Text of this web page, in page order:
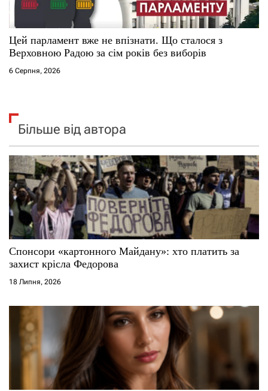
Цей парламент вже не впізнати. Що сталося з
Верховною Радою за сім років без виборів
6 Серпня, 2026
Більше від автора
Спонсори «картонного Майдану»: хто платить за
захист крісла Федорова
18 Липня, 2026